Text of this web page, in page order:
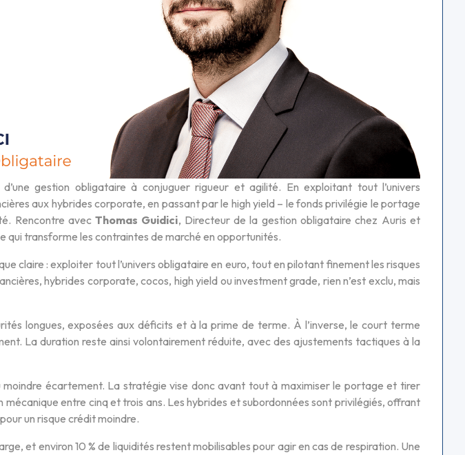
gestion obligataire à conjuguer rigueur et agilité. En exploitant tout l’univers
aux hybrides corporate, en passant par le high yield – le fonds privilégie le portage
Rencontre avecThomas Guidici, Directeur de la gestion obligataire chez Auris et
transforme les contraintes de marché en opportunités.
claire : exploiter tout l’univers obligataire en euro, tout en pilotant finement les risques
hybrides corporate, cocos, high yield ou investment grade, rien n’est exclu, mais
longues, exposées aux déficits et à la prime de terme. À l’inverse, le court terme
La duration reste ainsi volontairement réduite, avec des ajustements tactiques à la
écartement. La stratégie vise donc avant tout à maximiser le portage et tirer
entre cinq et trois ans. Les hybrides et subordonnées sont privilégiés, offrant
un risque crédit moindre.
et environ 10 % de liquidités restent mobilisables pour agir en cas de respiration. Une